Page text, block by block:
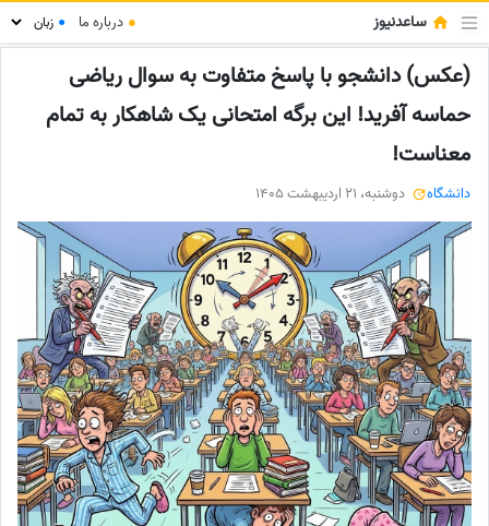
ساعدنیوز ● درباره ما ●
(عکس) دانشجو با پاسخ متفاوت به سوال ریاضی
حماسه آفرید! این برگه امتحانی یک شاهکار به تمام
معناست!
دانشگاه دوشنبه، 21 اردیبهشت 1405